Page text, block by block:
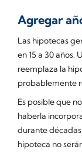
Agregar
Las hipotecas
en 15 a 30
reemplaza la
probablemente
Es posible que
haberla
durante
hipoteca no